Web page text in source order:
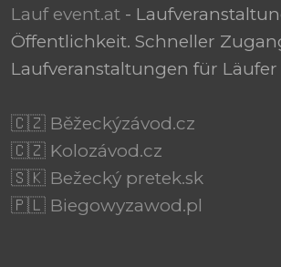
Lauf event.at -
Öffentlichkeit. Schneller
Laufveranstaltungen für
🇨🇿 Běžeckýzávod.cz
🇨🇿 Kolozávod.cz
🇸🇰 Bežecký pretek.sk
🇵🇱 Biegowyzawod.pl